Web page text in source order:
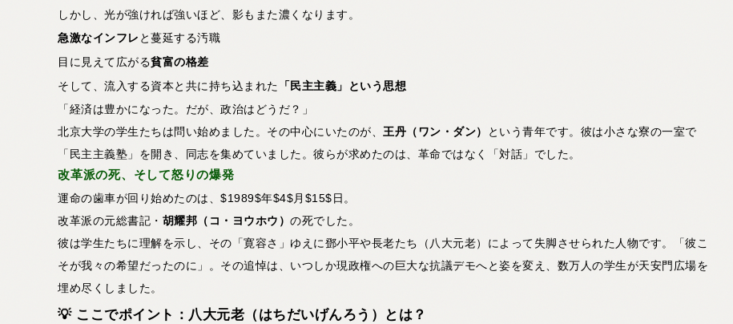
しかし、光が強ければ強いほど、影もまた濃くなります。
急激なインフレ と蔓延する汚職
目に見えて広がる貧富の格差
そして、流入する資本と共に持ち込まれた 「民主主義」という思想
「経済は豊かになった。だが、政治はどうだ？」
北京大学の学生たちは問い始めました。その中心にいたのが、 王丹（ワン・ダン）
という青年です。彼は小さな寮の一室で
「民主主義塾」を開き、同志を集めていました。彼らが求めたのは、革命ではなく「対話」でした。
改革派の死、そして怒りの爆発
運命の歯車が回り始めたのは、$1989$年$4$月$15$日。
改革派の元総書記・ 胡耀邦（コ・ヨウホウ） の死でした。
彼は学生たちに理解を示し、その「寛容さ」ゆえに鄧小平や長老たち（八大元老）によって失脚させられた人物です。「彼こ
そが我々の希望だったのに」。その追悼は、いつしか現政権への巨大な抗議デモへと姿を変え、数万人の学生が天安門広場を
埋め尽くしました。
💡 ここでポイント：八大元老（はちだいげんろう）とは？